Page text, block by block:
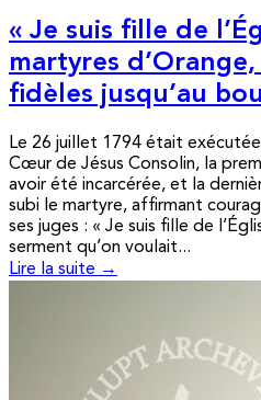
« Je suis fille de
martyres
fidèles jusqu’au
Le 26 juillet 1794 était
Cœur de Jésus Consolin, la
avoir été incarcérée, et la
subi le martyre, affirmant
ses juges : « Je suis fille de
serment qu’on voulait...
Lire la suite →